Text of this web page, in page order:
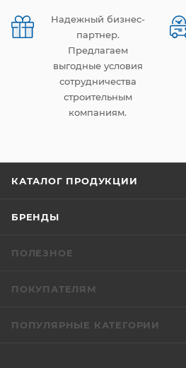
Надежный бизнес-
партнер.
Предлагаем
выгодные условия
сотрудничества
строительным
компаниям.
КАТАЛОГ ПРОДУКЦИИ
БРЕНДЫ
ПОЛЕЗНОЕ
ПОКУПАТЕЛЯМ
ПОПУЛЯРНЫЕ КАТЕГОРИИ